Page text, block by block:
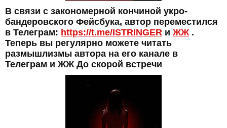
В связи с закономерной кончиной укро-
бандеровского Фейсбука, автор переместился
в Телеграм: https://t.me/ISTRINGER и ЖЖ .
Теперь вы регулярно можете читать
размышлизмы автора на его канале в
Телеграм и ЖЖ До скорой встречи